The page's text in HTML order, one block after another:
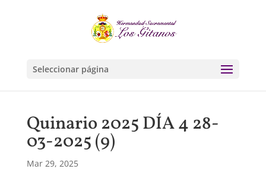
Seleccionar página
Quinario 2025 DÍA 4 28-
03-2025 (9)
Mar 29, 2025